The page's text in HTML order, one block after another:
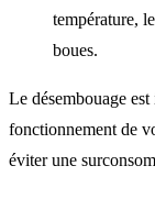
température,
boues.
Le désembouage
fonctionnement de
éviter une